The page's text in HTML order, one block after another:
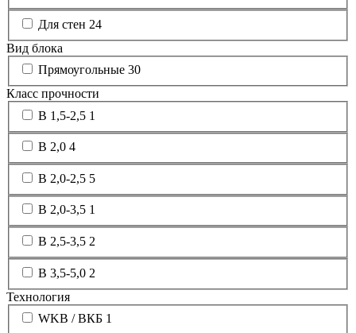
Для стен 24
Вид блока
Прямоугольные 30
Класс прочности
B 1,5-2,5 1
B 2,0 4
B 2,0-2,5 5
B 2,0-3,5 1
B 2,5-3,5 2
B 3,5-5,0 2
Технология
WKB / ВКБ 1